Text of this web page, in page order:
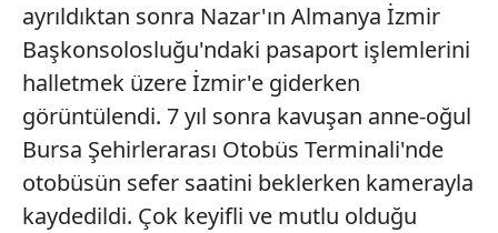
ayrıldıktan sonra Nazar'ın Almanya İzmir
Başkonsolosluğu'ndaki pasaport işlemlerini
halletmek üzere İzmir'e giderken
görüntülendi. 7 yıl sonra kavuşan anne-oğul
Bursa Şehirlerarası Otobüs Terminali'nde
otobüsün sefer saatini beklerken kamerayla
kaydedildi. Çok keyifli ve mutlu olduğu